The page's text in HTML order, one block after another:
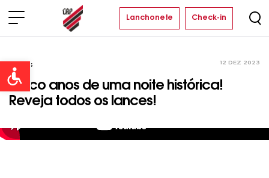
Open toolbar
Lanchonete Check-in
Vídeos 12 DEZ 2023
Cinco anos de uma noite histórica!
Reveja todos os lances!